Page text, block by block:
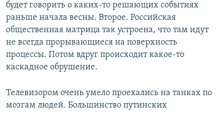
будет говорить о каких-то решающих событиях
раньше начала весны. Второе. Российская
общественная матрица так устроена, что там идут
не всегда прорывающиеся на поверхность
процессы. Потом вдруг происходит какое-то
каскадное обрушение.
Телевизором очень умело проехались на танках по
мозгам людей. Большинство путинских